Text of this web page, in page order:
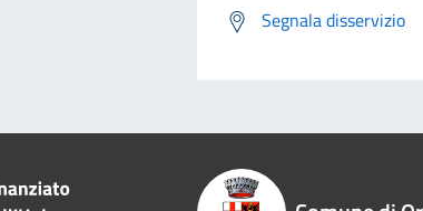
Segnala disservizio